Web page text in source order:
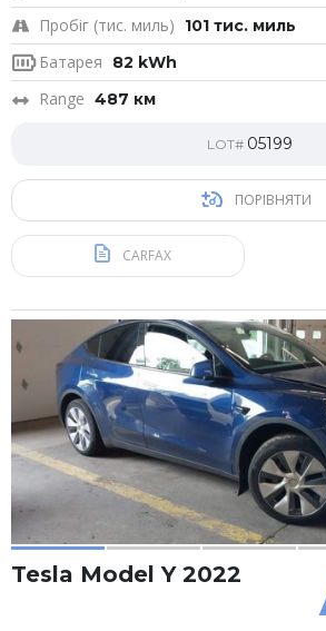
Пробіг (тис. миль) 101 тис. миль
Батарея 82 kWh
Range 487 км
LOT# 05199
ПОРІВНЯТИ
CARFAX
Tesla Model Y 2022